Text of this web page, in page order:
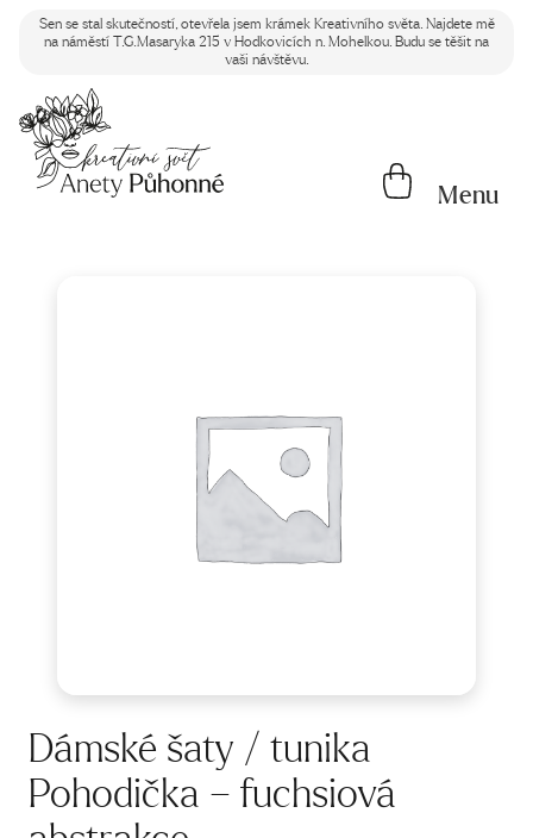
Sen se stal skutečností, otevřela jsem krámek Kreativního světa. Najdete mě
na náměstí T.G.Masaryka 215 v Hodkovicích n. Mohelkou. Budu se těšit na
vaši návštěvu.
Menu
Dámské šaty / tunika
Pohodička – fuchsiová